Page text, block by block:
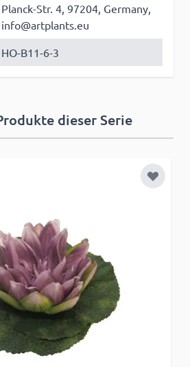
Planck-Str. 4, 97204, Germany,
info@artplants.eu
HO-B11-6-3
dieser Serie
Zur